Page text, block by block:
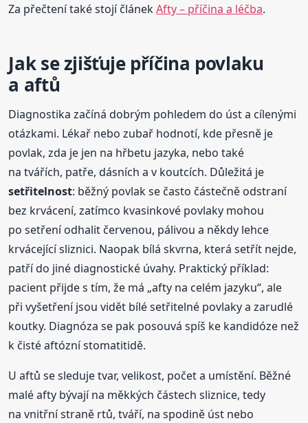
Za přečtení také stojí článekAfty – příčina a léčba.
Jak se zjišťuje příčina povlaku
a aftů
Diagnostika začíná dobrým pohledem do úst a cílenými
otázkami. Lékař nebo zubař hodnotí, kde přesně je
povlak, zda je jen na hřbetu jazyka, nebo také
na tvářích, patře, dásních a v koutcích. Důležitá je
setřitelnost: běžný povlak se často částečně odstraní
bez krvácení, zatímco kvasinkové povlaky mohou
po setření odhalit červenou, pálivou a někdy lehce
krvácející sliznici. Naopak bílá skvrna, která setřít nejde,
patří do jiné diagnostické úvahy. Praktický příklad:
pacient přijde s tím, že má „afty na celém jazyku“, ale
při vyšetření jsou vidět bílé setřitelné povlaky a zarudlé
koutky. Diagnóza se pak posouvá spíš ke kandidóze než
k čisté aftózní stomatitidě.
U aftů se sleduje tvar, velikost, počet a umístění. Běžné
malé afty bývají na měkkých částech sliznice, tedy
na vnitřní straně rtů, tváří, na spodině úst nebo